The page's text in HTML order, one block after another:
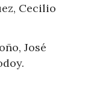
Cecilio
José